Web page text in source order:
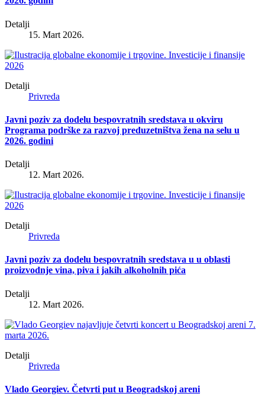
Detalji
15. Mart 2026.
Detalji
Privreda
Javni poziv za dodelu bespovratnih sredstava u okviru
Programa podrške za razvoj preduzetništva žena na selu u
2026. godini
Detalji
12. Mart 2026.
Detalji
Privreda
Javni poziv za dodelu bespovratnih sredstava u u oblasti
proizvodnje vina, piva i jakih alkoholnih pića
Detalji
12. Mart 2026.
Detalji
Privreda
Vlado Georgiev. Četvrti put u Beogradskoj areni